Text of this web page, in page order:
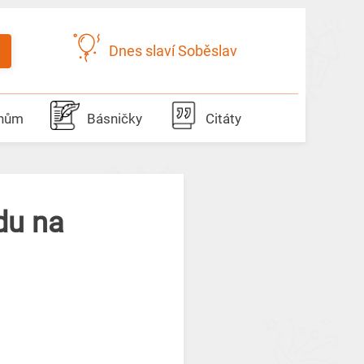
Dnes slaví Soběslav
Básničky Citáty
na